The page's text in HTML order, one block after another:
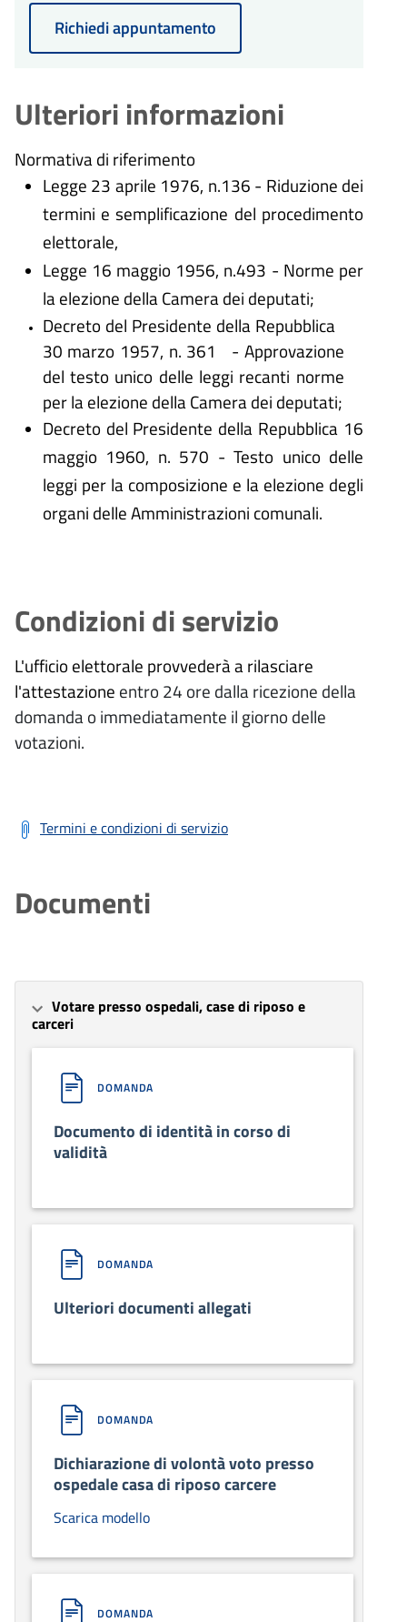
Richiedi appuntamento
Ulteriori informazioni
Normativa di riferimento
Legge 23 aprile 1976, n.136 - Riduzione dei
termini e semplificazione del procedimento
elettorale,
Legge 16 maggio 1956, n.493 - Norme per
la elezione della Camera dei deputati;
Decreto del Presidente della Repubblica
30 marzo 1957, n. 361 - Approvazione
del testo unico delle leggi recanti norme
per la elezione della Camera dei deputati;
Decreto del Presidente della Repubblica 16
maggio 1960, n. 570 - Testo unico delle
leggi per la composizione e la elezione degli
organi delle Amministrazioni comunali.
Condizioni di servizio
L'ufficio elettorale provvederà a rilasciare
l'attestazione entro 24 ore dalla ricezione della
domanda o immediatamente il giorno delle
votazioni.
Termini e condizioni di servizio
Documenti
Votare presso ospedali, case di riposo e
carceri
DOMANDA
Documento di identità in corso di
validità
DOMANDA
Ulteriori documenti allegati
DOMANDA
Dichiarazione di volontà voto presso
ospedale casa di riposo carcere
Scarica modello
DOMANDA